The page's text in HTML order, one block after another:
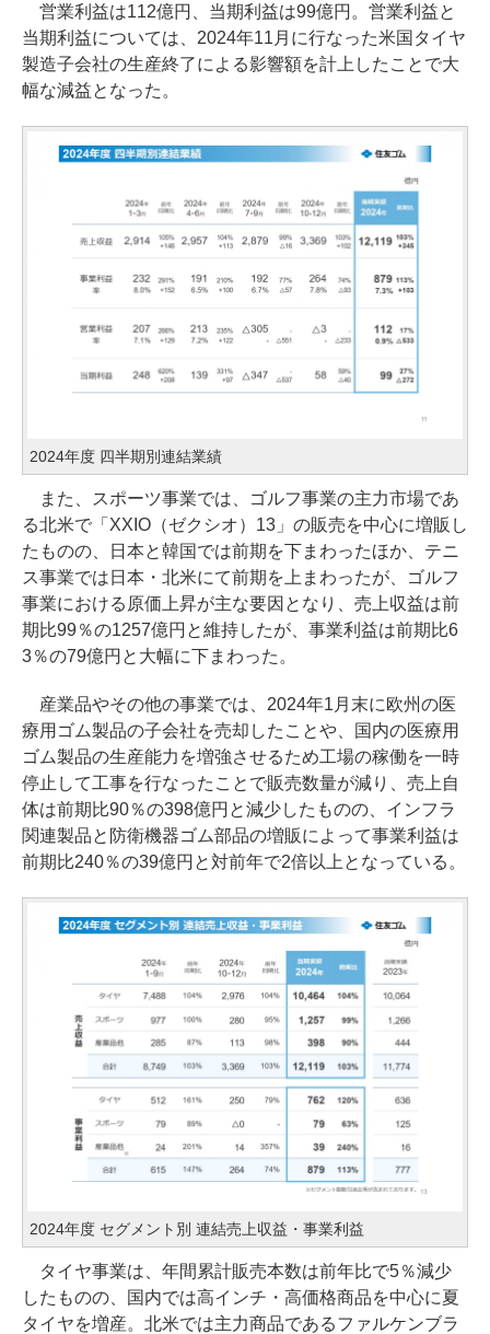
営業利益は112億円、当期利益は99億円。営業利益と
当期利益については、2024年11月に行なった米国タイヤ
製造子会社の生産終了による影響額を計上したことで大
幅な減益となった。
2024年度 四半期別連結業績
また、スポーツ事業では、ゴルフ事業の主力市場であ
る北米で「XXIO（ゼクシオ）13」の販売を中心に増販し
たものの、日本と韓国では前期を下まわったほか、テニ
ス事業では日本・北米にて前期を上まわったが、ゴルフ
事業における原価上昇が主な要因となり、売上収益は前
期比99％の1257億円と維持したが、事業利益は前期比6
3％の79億円と大幅に下まわった。
産業品やその他の事業では、2024年1月末に欧州の医
療用ゴム製品の子会社を売却したことや、国内の医療用
ゴム製品の生産能力を増強させるため工場の稼働を一時
停止して工事を行なったことで販売数量が減り、売上自
体は前期比90％の398億円と減少したものの、インフラ
関連製品と防衛機器ゴム部品の増販によって事業利益は
前期比240％の39億円と対前年で2倍以上となっている。
2024年度 セグメント別 連結売上収益・事業利益
タイヤ事業は、年間累計販売本数は前年比で5％減少
したものの、国内では高インチ・高価格商品を中心に夏
タイヤを増産。北米では主力商品であるファルケンブラ